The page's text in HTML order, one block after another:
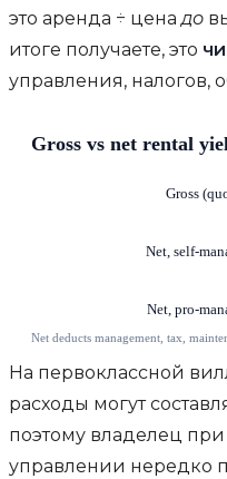
это аренда ÷ ценадо
итоге получаете, это
управления, налогов,
На первоклассной
расходы могут
поэтому владелец
управлении нередко